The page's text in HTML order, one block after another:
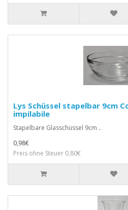
Lys Schüssel stapelbar 9cm
impilabile
Stapelbare Glasschüssel 9cm ..
0,98€
Preis ohne Steuer 0,80€